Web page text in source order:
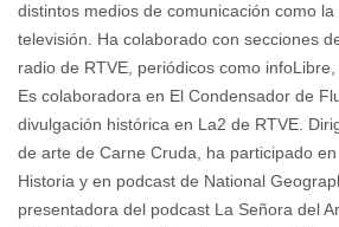
distintos medios de comunicación como
televisión. Ha colaborado con secciones
radio de RTVE, periódicos como infoLibre,
Es colaboradora en El Condensador de
divulgación histórica en La2 de RTVE.
de arte de Carne Cruda, ha participado
Historia y en podcast de National
presentadora del podcast La Señora del